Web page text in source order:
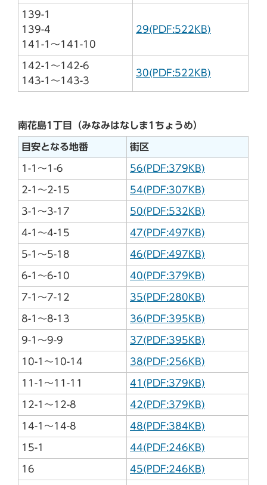
139-1
139-4
141-1～141-10
29(PDF:522KB)
142-1～142-6
143-1～143-3
30(PDF:522KB)
南花島1丁目（みなみはなしま1ちょうめ）
目安となる地番 街区
1-1～1-6 56(PDF:379KB)
2-1～2-15 54(PDF:307KB)
3-1～3-17 50(PDF:532KB)
4-1～4-15 47(PDF:497KB)
5-1～5-18 46(PDF:497KB)
6-1～6-10 40(PDF:379KB)
7-1～7-12 35(PDF:280KB)
8-1～8-13 36(PDF:395KB)
9-1～9-9 37(PDF:395KB)
10-1～10-14 38(PDF:256KB)
11-1～11-11 41(PDF:379KB)
12-1～12-8 42(PDF:379KB)
14-1～14-8 48(PDF:384KB)
15-1 44(PDF:246KB)
16 45(PDF:246KB)